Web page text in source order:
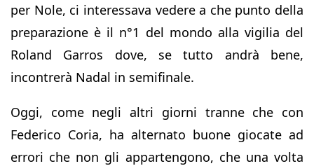
per Nole, ci interessava vedere a che punto della
preparazione è il n°1 del mondo alla vigilia del
Roland Garros dove, se tutto andrà bene,
incontrerà Nadal in semifinale.
Oggi, come negli altri giorni tranne che con
Federico Coria, ha alternato buone giocate ad
errori che non gli appartengono, che una volta